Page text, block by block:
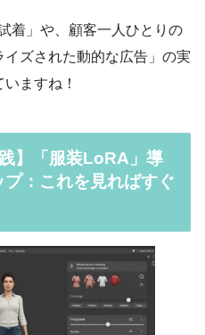
着」や、顧客一人ひとりの
ズされた動的な広告」の実
ますね！
】「服装LoRA」導
：これを見ればすぐ